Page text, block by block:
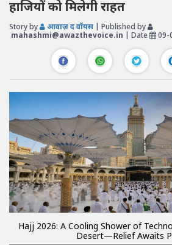
हाजियों को मिलेगी राहत
Story by आवाज़ द वॉयस
| Published by
mahashmi@awazthevoice.in | Date 09-
Hajj 2026: A Cooling Shower of
Desert—Relief Awaits